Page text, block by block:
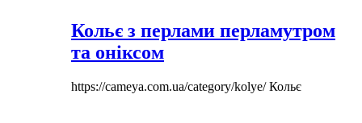
Кольє з перлами перламутром
та оніксом
https://cameya.com.ua/category/kolye/Кольє